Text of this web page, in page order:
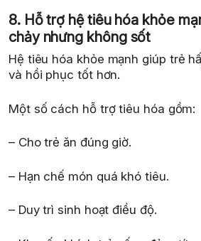
8. Hỗ trợ hệ tiêu hóa khỏe
chảy nhưng không sốt
Hệ tiêu hóa khỏe mạnh giúp trẻ
và hồi phục tốt hơn.
Một số cách hỗ trợ tiêu hóa gồm:
– Cho trẻ ăn đúng giờ.
– Hạn chế món quá khó tiêu.
– Duy trì sinh hoạt điều độ.